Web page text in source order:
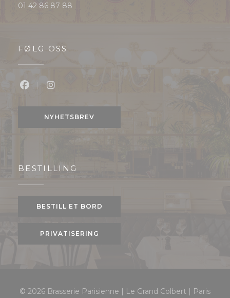
01 42 86 87 88
FØLG OSS
NYHETSBREV
BESTILLING
BESTILL ET BORD
PRIVATISERING
© 2026 Brasserie Parisienne | Le Grand Colbert | Paris